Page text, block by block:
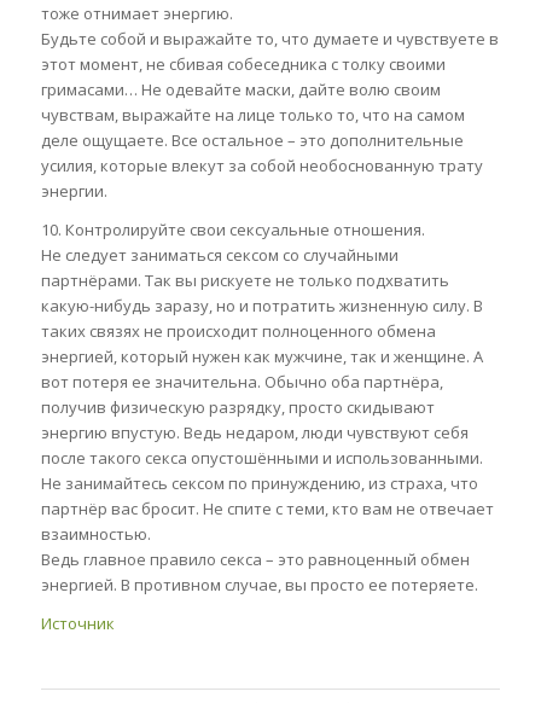
тоже отнимает энергию.
Будьте собой и выражайте то, что думаете и чувствуете в
этот момент, не сбивая собеседника с толку своими
гримасами… Не одевайте маски, дайте волю своим
чувствам, выражайте на лице только то, что на самом
деле ощущаете. Все остальное – это дополнительные
усилия, которые влекут за собой необоснованную трату
энергии.
10. Контролируйте свои сексуальные отношения.
Не следует заниматься сексом со случайными
партнёрами. Так вы рискуете не только подхватить
какую-нибудь заразу, но и потратить жизненную силу. В
таких связях не происходит полноценного обмена
энергией, который нужен как мужчине, так и женщине. А
вот потеря ее значительна. Обычно оба партнёра,
получив физическую разрядку, просто скидывают
энергию впустую. Ведь недаром, люди чувствуют себя
после такого секса опустошёнными и использованными.
Не занимайтесь сексом по принуждению, из страха, что
партнёр вас бросит. Не спите с теми, кто вам не отвечает
взаимностью.
Ведь главное правило секса – это равноценный обмен
энергией. В противном случае, вы просто ее потеряете.
Источник